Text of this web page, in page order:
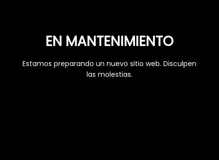
EN MANTENIMIENTO
Estamos preparando un nuevo sitio web. Disculpen
las molestias.